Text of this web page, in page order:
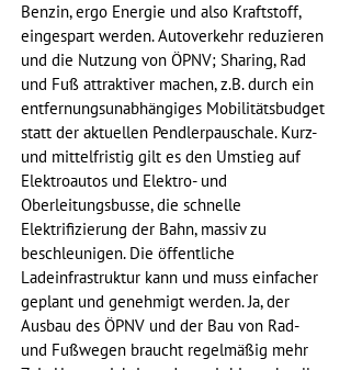
Benzin, ergo Energie und also Kraftstoff,
eingespart werden. Autoverkehr reduzieren
und die Nutzung von ÖPNV; Sharing, Rad
und Fuß attraktiver machen, z.B. durch ein
entfernungsunabhängiges Mobilitätsbudget
statt der aktuellen Pendlerpauschale. Kurz-
und mittelfristig gilt es den Umstieg auf
Elektroautos und Elektro- und
Oberleitungsbusse, die schnelle
Elektrifizierung der Bahn, massiv zu
beschleunigen. Die öffentliche
Ladeinfrastruktur kann und muss einfacher
geplant und genehmigt werden. Ja, der
Ausbau des ÖPNV und der Bau von Rad-
und Fußwegen braucht regelmäßig mehr